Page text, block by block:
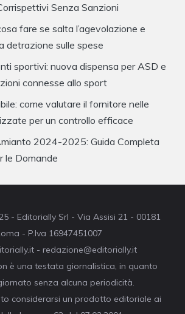
Senza Sanzioni
fare se salta l’agevolazione e
detrazione sulle spese
sportivi: nuova dispensa per ASD e
connesse allo sport
come valutare il fornitore nelle
per un controllo efficace
2024-2025: Guida Completa
le Domande
- Editorially Srl - Via Assisi 21 - 00181
- P.Iva 16947451007
- redazione@editorially.it
è una testata giornalistica, in quanto
senza alcuna periodicità.
considerarsi un prodotto editoriale ai